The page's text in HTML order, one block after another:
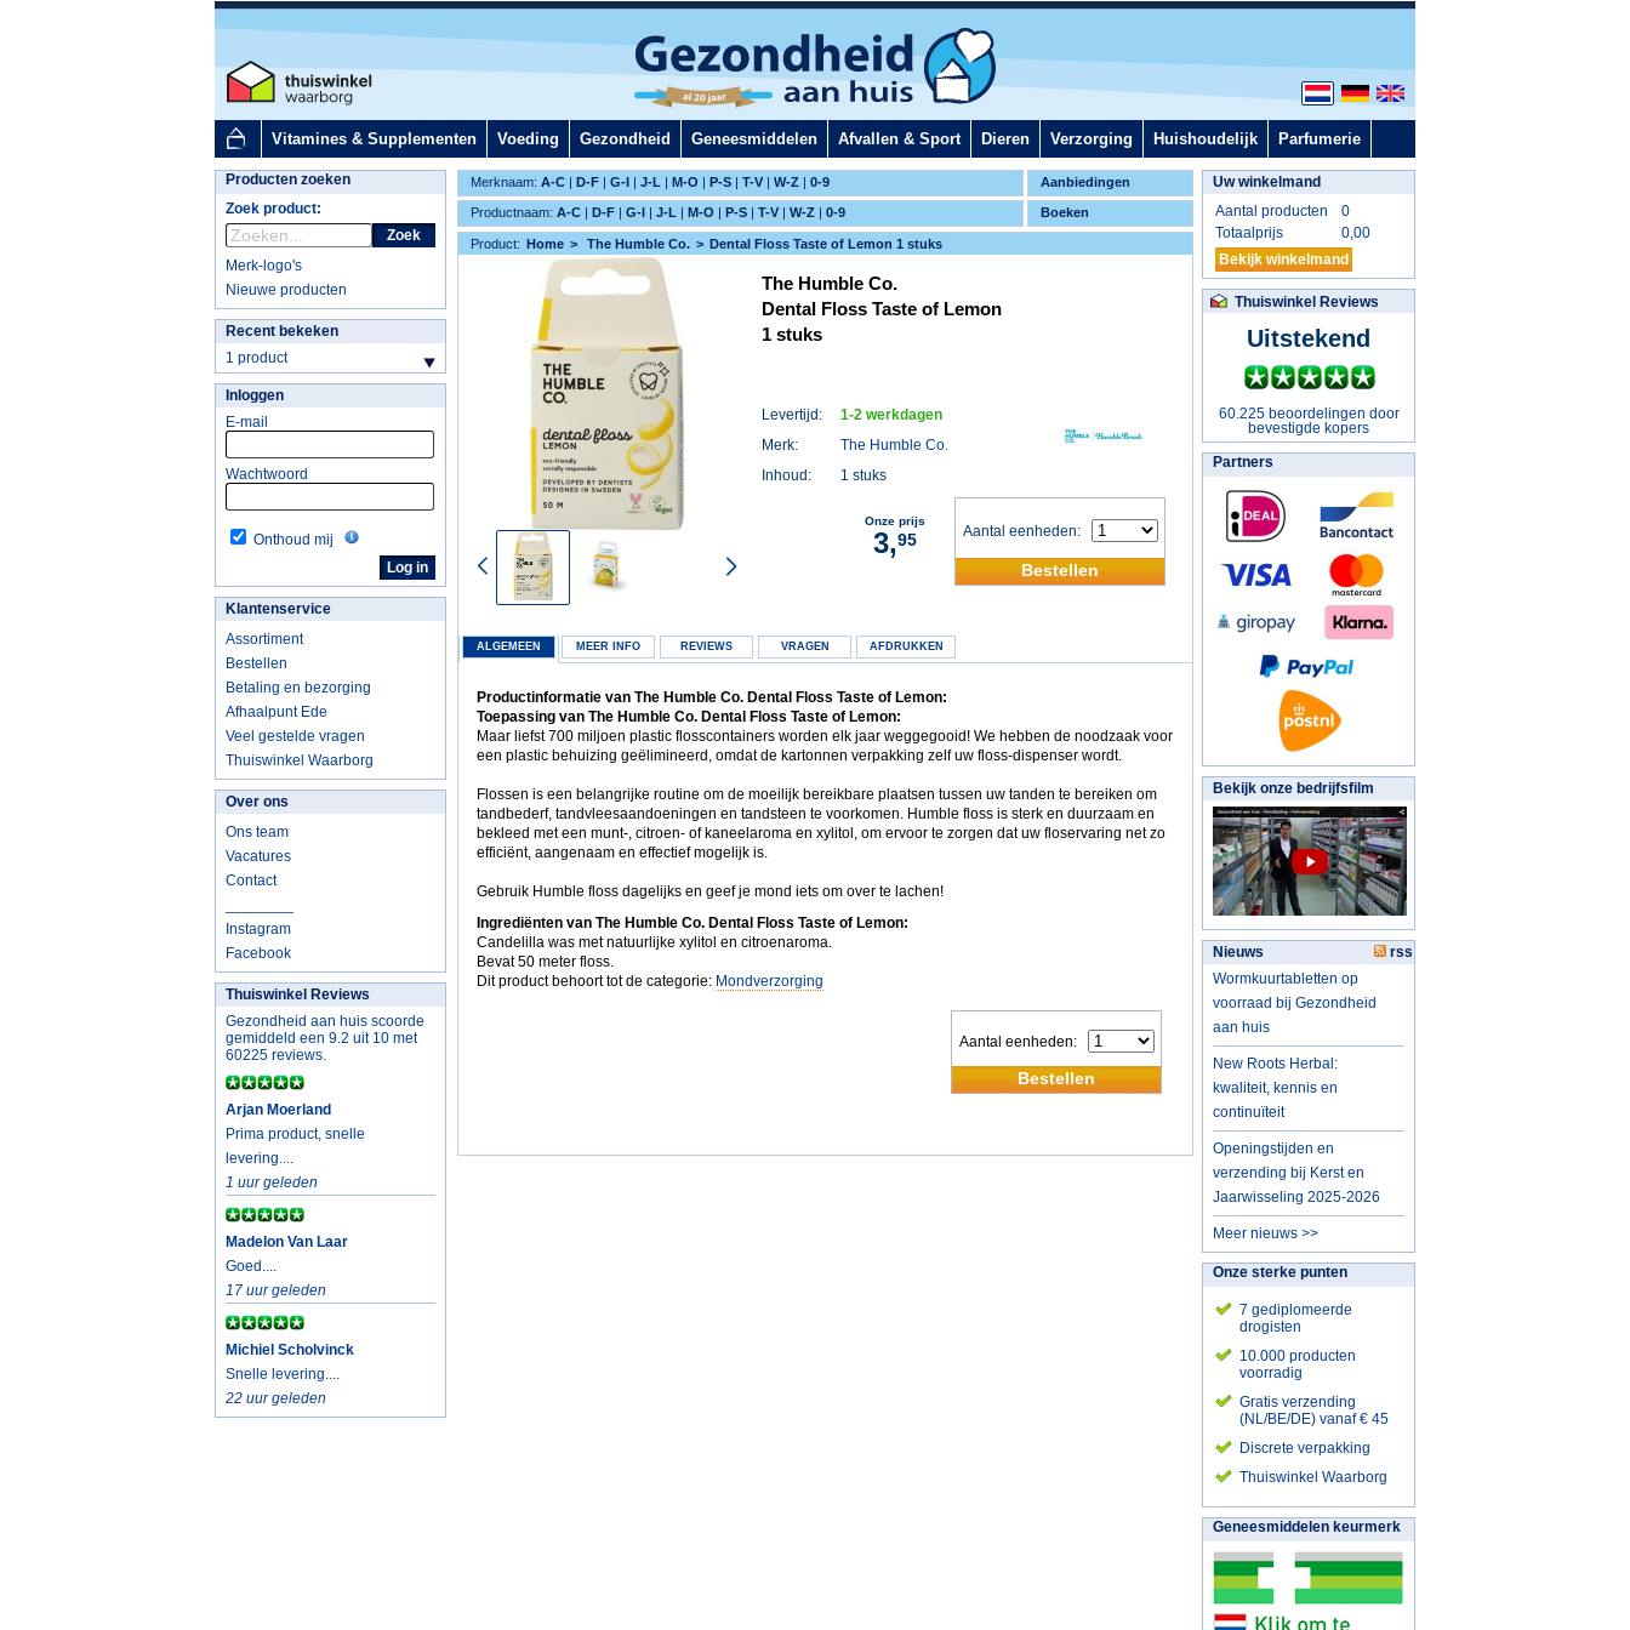
Vitamines & Supplementen Voeding Gezondheid Geneesmiddelen Afvallen & Sport Dieren Verzorging Huishoudelijk Parfumerie
Aanbiedingen
Merknaam: A-C | D-F | G-I | J-L | M-O | P-S | T-V | W-Z | 0-9
Boeken
Productnaam: A-C | D-F | G-I | J-L | M-O | P-S | T-V | W-Z | 0-9
Producten zoeken
Zoek product:
Zoek
Merk-logo's
Nieuwe producten
Recent bekeken
1 product
Inloggen
E-mail
Wachtwoord
Onthoud mij
Klantenservice
Assortiment
Bestellen
Betaling en bezorging
Afhaalpunt Ede
Veel gestelde vragen
Thuiswinkel Waarborg
Over ons
Ons team
Vacatures
Contact
Instagram
Facebook
Thuiswinkel Reviews
Gezondheid aan huis scoorde
gemiddeld een 9.2 uit 10 met
60225 reviews.
Arjan Moerland
Prima product, snelle
levering....
1 uur geleden
Madelon Van Laar
Goed....
17 uur geleden
Michiel Scholvinck
Snelle levering....
22 uur geleden
Product: Home The Humble Co. Dental Floss Taste of Lemon 1 stuks
The Humble Co.
Dental Floss Taste of Lemon
1 stuks
Levertijd:
1-2 werkdagen
Merk:
The Humble Co.
Inhoud:
1 stuks
Aantal eenheden:
Bestellen
Onze prijs
3,95
ALGEMEEN MEER INFO REVIEWS VRAGEN AFDRUKKEN
Productinformatie van The Humble Co. Dental Floss Taste of Lemon:
Toepassing van The Humble Co. Dental Floss Taste of Lemon:
Maar liefst 700 miljoen plastic flosscontainers worden elk jaar weggegooid! We hebben de noodzaak voor
een plastic behuizing geëlimineerd, omdat de kartonnen verpakking zelf uw floss-dispenser wordt.
Flossen is een belangrijke routine om de moeilijk bereikbare plaatsen tussen uw tanden te bereiken om
tandbederf, tandvleesaandoeningen en tandsteen te voorkomen. Humble floss is sterk en duurzaam en
bekleed met een munt-, citroen- of kaneelaroma en xylitol, om ervoor te zorgen dat uw floservaring net zo
efficiënt, aangenaam en effectief mogelijk is.
Gebruik Humble floss dagelijks en geef je mond iets om over te lachen!
Ingrediënten van The Humble Co. Dental Floss Taste of Lemon:
Candelilla was met natuurlijke xylitol en citroenaroma.
Bevat 50 meter floss.
Dit product behoort tot de categorie: Mondverzorging
Aantal eenheden:
Bestellen
Uw winkelmand
Aantal producten
0
Totaalprijs
0,00
Bekijk winkelmand
Thuiswinkel Reviews
Uitstekend
60.225 beoordelingen door
bevestigde kopers
Partners
Bekijk onze bedrijfsfilm
Nieuws
rss
Wormkuurtabletten op
voorraad bij Gezondheid
aan huis
New Roots Herbal:
kwaliteit, kennis en
continuïteit
Openingstijden en
verzending bij Kerst en
Jaarwisseling 2025-2026
Meer nieuws >>
Onze sterke punten
7 gediplomeerde
drogisten
10.000 producten
voorradig
Gratis verzending
(NL/BE/DE) vanaf € 45
Discrete verpakking
Thuiswinkel Waarborg
Geneesmiddelen keurmerk